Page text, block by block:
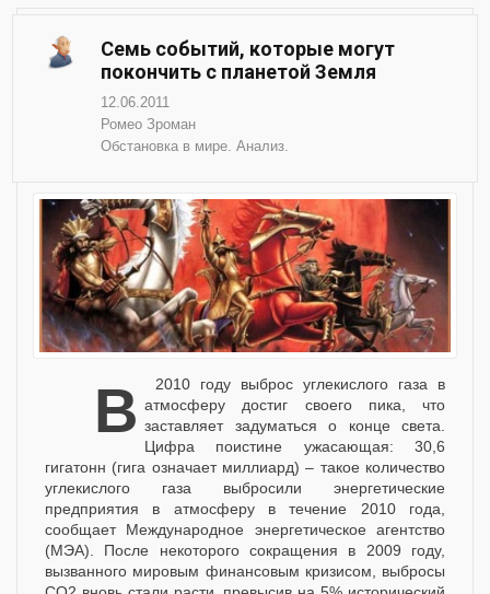
Семь событий, которые могут
покончить с планетой Земля
12.06.2011
Ромео Зроман
Обстановка в мире. Анализ.
В 2010 году выброс углекислого газа в атмосферу достиг своего пика, что
заставляет задуматься о конце света.
Цифра поистине ужасающая: 30,6
гигатонн (гига означает миллиард) – такое количество
углекислого газа выбросили энергетические
предприятия в атмосферу в течение 2010 года,
сообщает Международное энергетическое агентство
(МЭА). После некоторого сокращения в 2009 году,
вызванного мировым финансовым кризисом, выбросы